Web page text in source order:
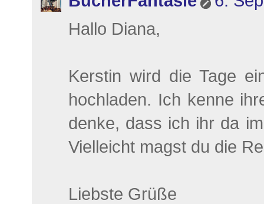
Hallo Diana,
Kerstin wird die Tage
hochladen. Ich kenne
denke, dass ich ihr da
Vielleicht magst du die
Liebste Grüße